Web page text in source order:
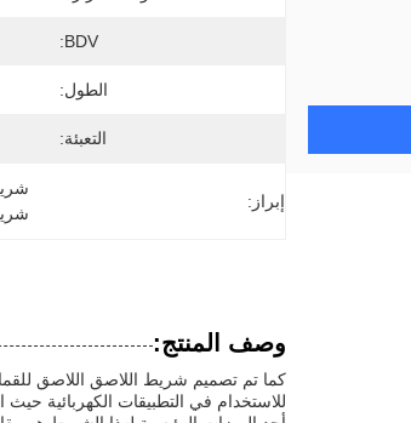
BDV:
الطول:
التعبئة:
إبراز:
وصف المنتج:
للاستخدام في التطبيقات الكهربائية حيث